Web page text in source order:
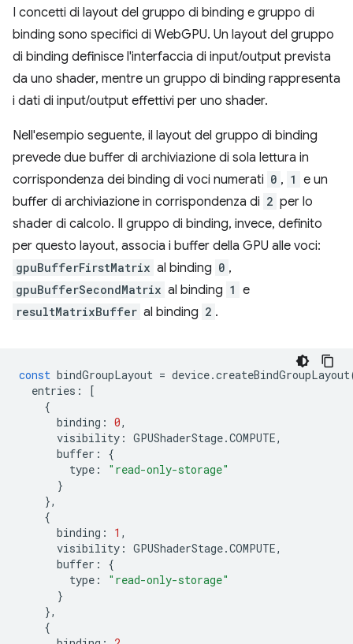
I concetti di layout del gruppo di binding e gruppo di
binding sono specifici di WebGPU. Un layout del gruppo
di binding definisce l'interfaccia di input/output prevista
da uno shader, mentre un gruppo di binding rappresenta
i dati di input/output effettivi per uno shader.
Nell'esempio seguente, il layout del gruppo di binding
prevede due buffer di archiviazione di sola lettura in
corrispondenza dei binding di voci numerati 0 , 1 e un
buffer di archiviazione in corrispondenza di 2 per lo
shader di calcolo. Il gruppo di binding, invece, definito
per questo layout, associa i buffer della GPU alle voci:
gpuBufferFirstMatrix al binding 0 ,
gpuBufferSecondMatrix al binding 1 e
resultMatrixBuffer al binding 2 .
const bindGroupLayout = device.createBindGroupLayout
entries :
[
{
binding : 0,
visibility : GPUShaderStage.COMPUTE,
buffer :
{
type :
"read-only-storage"
}
},
{
binding : 1 ,
visibility : GPUShaderStage.COMPUTE,
buffer :
{
type :
"read-only-storage"
}
},
{